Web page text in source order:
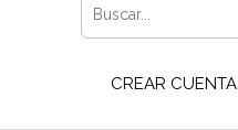
CREAR CUENTA